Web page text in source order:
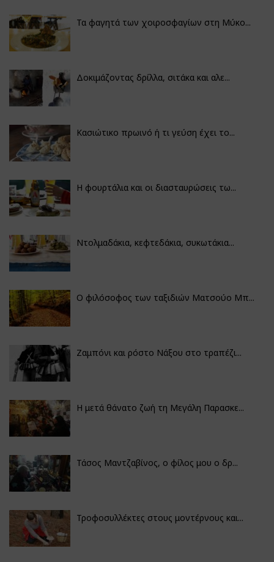
Τα φαγητά των χοιροσφαγίων στη Μύκο...
Δοκιμάζοντας δρίλλα, σιτάκα και αλε...
Κασιώτικο πρωινό ή τι γεύση έχει το...
Η φουρτάλια και οι διασταυρώσεις τω...
Ντολμαδάκια, κεφτεδάκια, συκωτάκια...
Ο φιλόσοφος των ταξιδιών Ματσούο Μπ...
Ζαμπόνι και ρόστο Νάξου στο τραπέζι...
Η μετά θάνατο ζωή τη Μεγάλη Παρασκε...
Τάσος Μαντζαβίνος, ο φίλος μου ο δρ...
Τροφοσυλλέκτες στους μοντέρνους και...